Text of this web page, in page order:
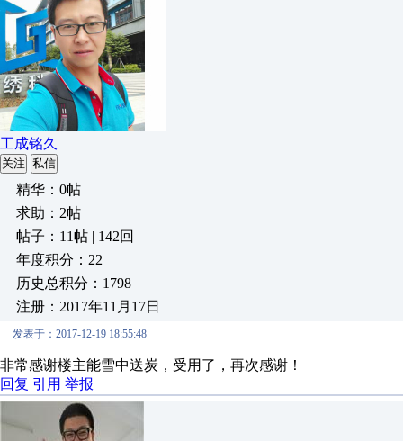
工成铭久
关注 私信
精华：0帖
求助：2帖
帖子：11帖 | 142回
年度积分：22
历史总积分：1798
注册：2017年11月17日
发表于：2017-12-19 18:55:48
非常感谢楼主能雪中送炭，受用了，再次感谢！
回复 引用 举报